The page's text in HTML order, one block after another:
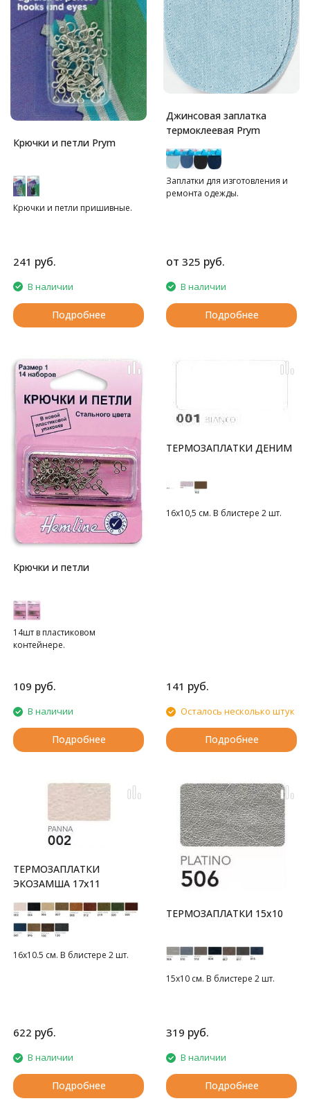
Крючки и петли Prym
Крючки и петли пришивные.
241 руб.
В наличии
Подробнее
Джинсовая заплатка
термоклеевая Prym
Заплатки для изготовления и
ремонта одежды.
от 325 руб.
В наличии
Подробнее
Крючки и петли
14шт в пластиковом
контейнере.
109 руб.
В наличии
Подробнее
ТЕРМОЗАПЛАТКИ ДЕНИМ
16х10,5 см. В блистере 2 шт.
141 руб.
Осталось несколько штук
Подробнее
ТЕРМОЗАПЛАТКИ
ЭКОЗАМША 17x11
16х10.5 см. В блистере 2 шт.
622 руб.
В наличии
Подробнее
ТЕРМОЗАПЛАТКИ 15х10
15х10 см. В блистере 2 шт.
319 руб.
В наличии
Подробнее